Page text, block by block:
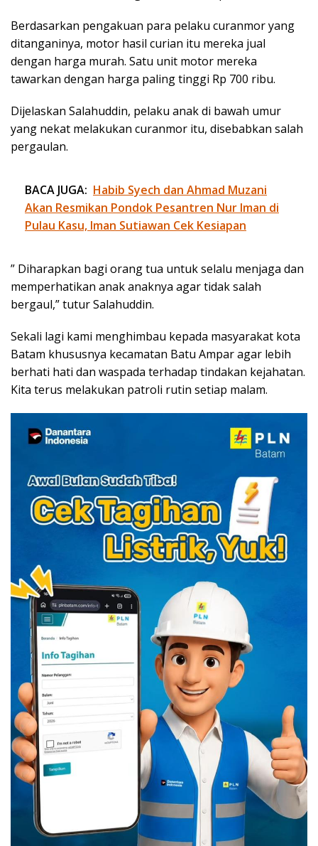
Berdasarkan pengakuan para pelaku curanmor yang
ditanganinya, motor hasil curian itu mereka jual
dengan harga murah. Satu unit motor mereka
tawarkan dengan harga paling tinggi Rp 700 ribu.
Dijelaskan Salahuddin, pelaku anak di bawah umur
yang nekat melakukan curanmor itu, disebabkan salah
pergaulan.
BACA JUGA: Habib Syech dan Ahmad Muzani
Akan Resmikan Pondok Pesantren Nur Iman di
Pulau Kasu, Iman Sutiawan Cek Kesiapan
” Diharapkan bagi orang tua untuk selalu menjaga dan
memperhatikan anak anaknya agar tidak salah
bergaul,” tutur Salahuddin.
Sekali lagi kami menghimbau kepada masyarakat kota
Batam khususnya kecamatan Batu Ampar agar lebih
berhati hati dan waspada terhadap tindakan kejahatan.
Kita terus melakukan patroli rutin setiap malam.